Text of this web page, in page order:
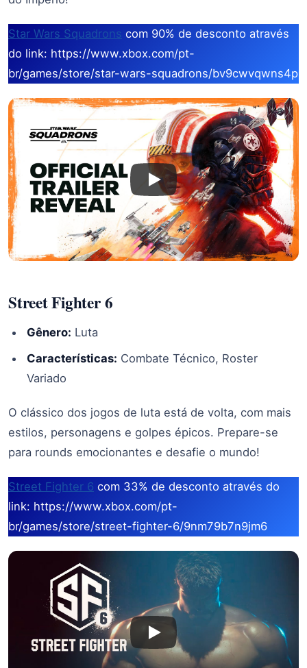
Star Wars Squadrons com 90% de desconto através
do link: https://www.xbox.com/pt-
br/games/store/star-wars-squadrons/bv9cwvqwns4p
Street Fighter 6
Gênero: Luta
Características: Combate Técnico, Roster
Variado
O clássico dos jogos de luta está de volta, com mais
estilos, personagens e golpes épicos. Prepare-se
para rounds emocionantes e desafie o mundo!
Street Fighter 6 com 33% de desconto através do
link: https://www.xbox.com/pt-
br/games/store/street-fighter-6/9nm79b7n9jm6